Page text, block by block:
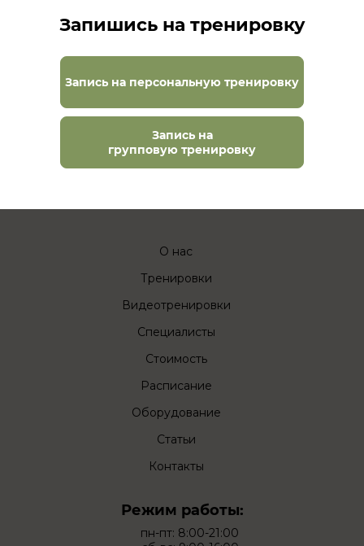
Запишись на тренировку
Запись на персональную тренировку
Запись на
групповую тренировку
О нас
Тренировки
Видеотренировки
Специалисты
Стоимость
Расписание
Оборудование
Статьи
Контакты
Режим работы:
пн-пт: 8:00-21:00